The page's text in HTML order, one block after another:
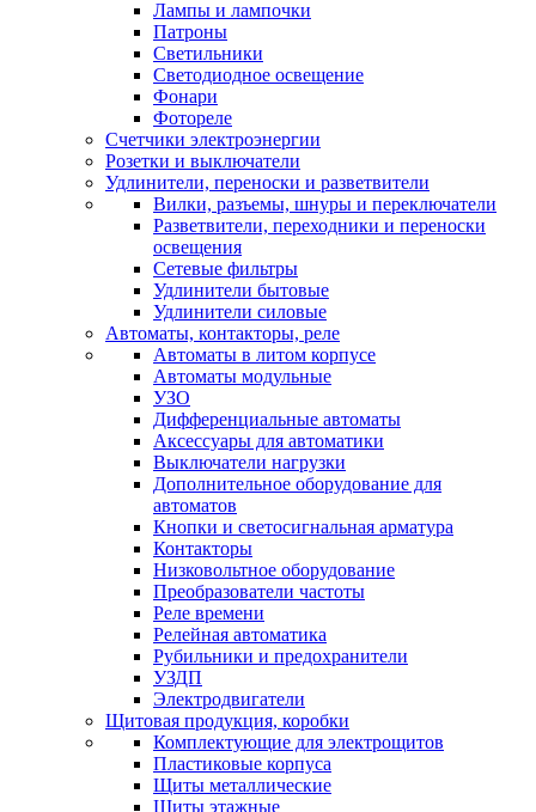
Лампы и лампочки
Патроны
Светильники
Светодиодное освещение
Фонари
Фотореле
Счетчики электроэнергии
Розетки и выключатели
Удлинители, переноски и разветвители
Вилки, разъемы, шнуры и переключатели
Разветвители, переходники и переноски
освещения
Сетевые фильтры
Удлинители бытовые
Удлинители силовые
Автоматы, контакторы, реле
Автоматы в литом корпусе
Автоматы модульные
УЗО
Дифференциальные автоматы
Аксессуары для автоматики
Выключатели нагрузки
Дополнительное оборудование для
автоматов
Кнопки и светосигнальная арматура
Контакторы
Низковольтное оборудование
Преобразователи частоты
Реле времени
Релейная автоматика
Рубильники и предохранители
УЗДП
Электродвигатели
Щитовая продукция, коробки
Комплектующие для электрощитов
Пластиковые корпуса
Щиты металлические
Щиты этажные